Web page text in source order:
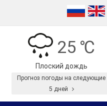
25 ℃
Плоский дождь
Прогноз погоды на следующие
5 дней